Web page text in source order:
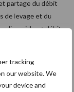
tracking
our website. We
device and
partage du débit
de levage et du
à haut débit
une pression
motorisés.
en